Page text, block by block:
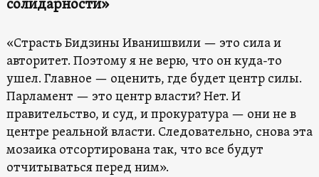
солидарности»
«Страсть Бидзины Иванишвили — это сила и
авторитет. Поэтому я не верю, что он куда-то
ушел. Главное — оценить, где будет центр силы.
Парламент — это центр власти? Нет. И
правительство, и суд, и прокуратура — они не в
центре реальной власти. Следовательно, снова эта
мозаика отсортирована так, что все будут
отчитываться перед ним».